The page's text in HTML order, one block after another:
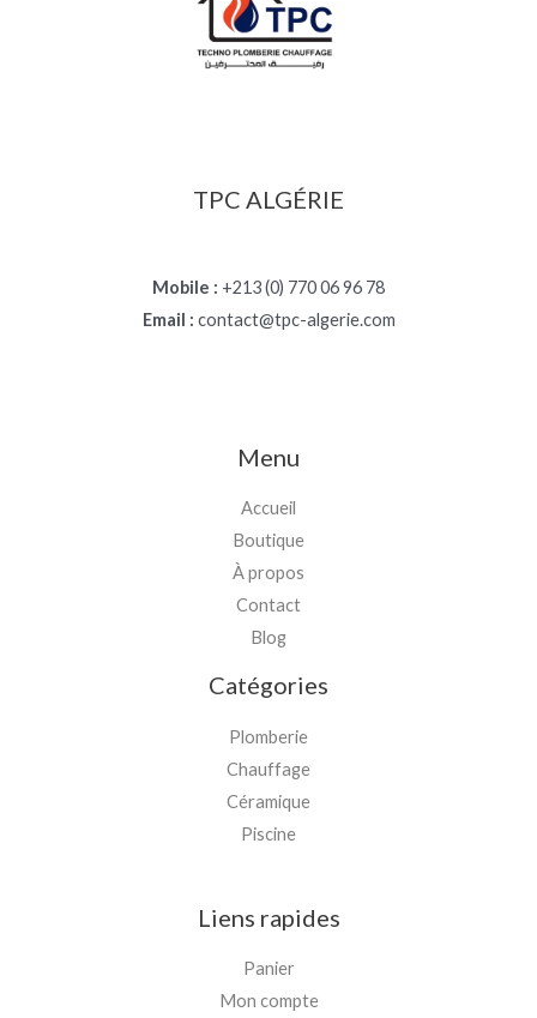
TPC ALGÉRIE
Mobile : +213 (0) 770 06 96 78
Email : contact@tpc-algerie.com
Menu
Accueil
Boutique
À propos
Contact
Blog
Catégories
Plomberie
Chauffage
Céramique
Piscine
Liens rapides
Panier
Mon compte